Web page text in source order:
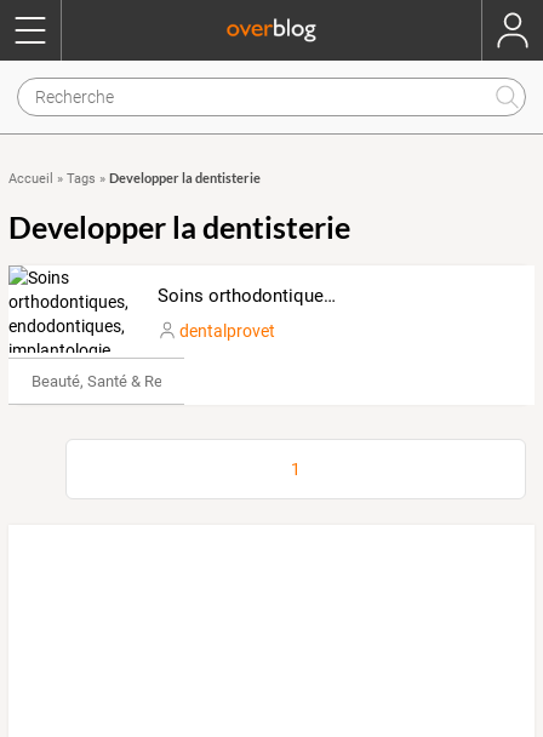
Accueil » Tags » Developper la dentisterie
Developper la dentisterie
Soins orthodontiques, endodontiques, implantologie, stomatologie et parodontologie pour les chiens et les chats
dentalprovet
Beauté, Santé & Remise en forme
1